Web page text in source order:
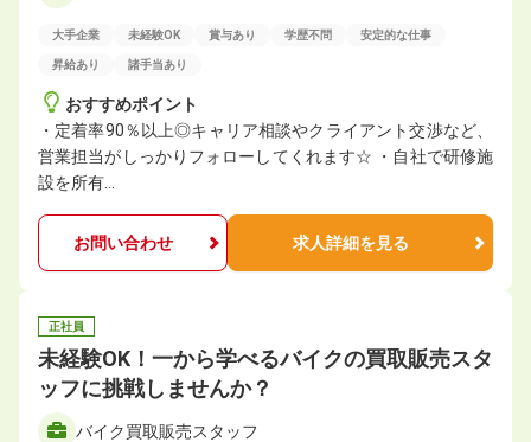
大手企業 未経験OK 賞与あり 学歴不問 安定的な仕事
昇給あり 諸手当あり
おすすめポイント
・定着率90％以上◎キャリア相談やクライアント交渉など、
営業担当がしっかりフォローしてくれます☆ ・自社で研修施
設を所有…
お問い合わせ 求人詳細を見る
正社員
未経験OK！一から学べるバイクの買取販売スタ
ッフに挑戦しませんか？
バイク買取販売スタッフ